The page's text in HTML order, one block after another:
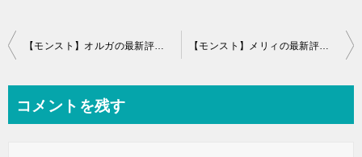
投
ビ
【モンスト】オルガの最新評価と適正クエスト！運極は作るべき？ 【モンスト】メリィの最新評価と適正クエスト！運極は作るべき？
コメントを残す